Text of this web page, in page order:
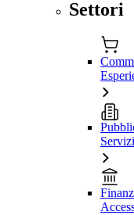
Settori